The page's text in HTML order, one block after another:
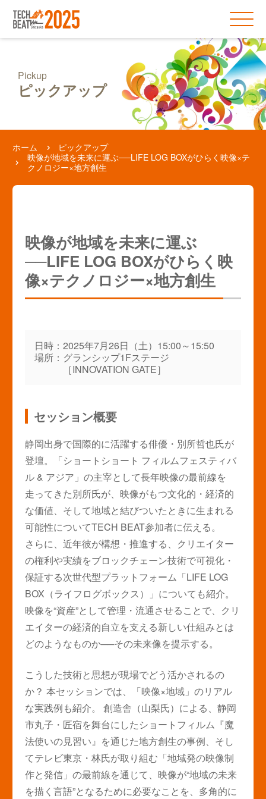
Pickup
ピックアップ
ホーム
ピックアップ
映像が地域を未来に運ぶ──LIFE LOG BOXがひらく映像×テ
クノロジー×地方創生
映像が地域を未来に運ぶ
──LIFE LOG BOXがひらく映
像×テクノロジー×地方創生
日時： 2025年7月26日（土）15:00～15:50
場所： グランシップ1Fステージ
［INNOVATION GATE］
セッション概要
静岡出身で国際的に活躍する俳優・別所哲也氏が
登壇。「ショートショート フィルムフェスティバ
ル & アジア」の主宰として長年映像の最前線を
走ってきた別所氏が、映像がもつ文化的・経済的
な価値、そして地域と結びついたときに生まれる
可能性についてTECH BEAT参加者に伝える。
さらに、近年彼が構想・推進する、クリエイター
の権利や実績をブロックチェーン技術で可視化・
保証する次世代型プラットフォーム「LIFE LOG
BOX（ライフログボックス）」についても紹介。
映像を“資産”として管理・流通させることで、クリ
エイターの経済的自立を支える新しい仕組みとは
どのようなものか──その未来像を提示する。
こうした技術と思想が現場でどう活かされるの
か？ 本セッションでは、「映像×地域」のリアル
な実践例も紹介。 創造舎（山梨氏）による、静岡
市丸子・匠宿を舞台にしたショートフィルム『魔
法使いの見習い』を通じた地方創生の事例、そし
てテレビ東京・林氏が取り組む「地域発の映像制
作と発信」の最前線を通じて、映像が“地域の未来
を描く言語”となるために必要なことを、多角的に